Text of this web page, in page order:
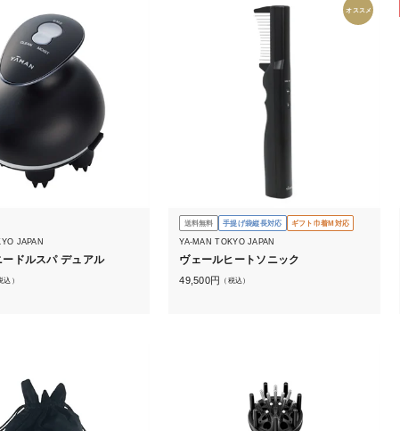
JAPAN
ードルスパ デュアル
込）
オススメ
送料無料 手提げ袋縦長対応 ギフト巾着M対応
YA-MAN TOKYO JAPAN
ヴェールヒートソニック
49,500円 （税込）